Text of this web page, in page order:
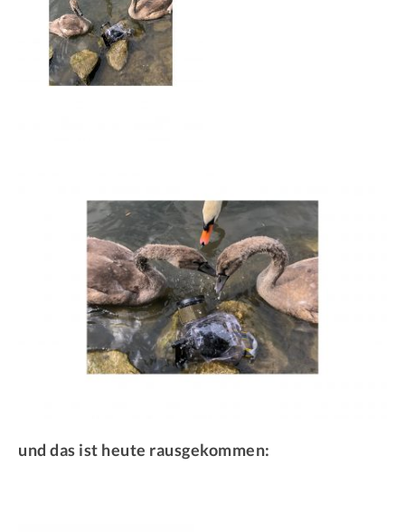
und das ist heute rausgekommen: